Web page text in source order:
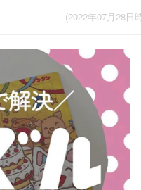
(2022年07月28日